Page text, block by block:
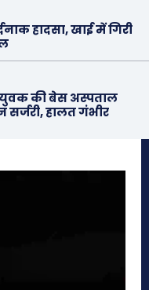
हादसा, खाई में गिरी
की बेस अस्पताल
सर्जरी, हालत गंभीर